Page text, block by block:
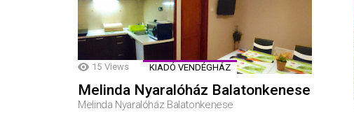
15 Views KIADÓ VENDÉGHÁZ
Melinda Nyaralóház Balatonkenese
Melinda Nyaralóház Balatonkenese